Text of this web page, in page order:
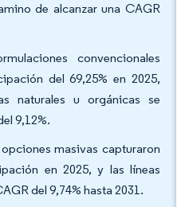
de alcanzar una CAGR
convencionales
del 69,25% en 2025,
naturales u orgánicas se
9,12%.
masivas capturaron
en 2025, y las líneas
del 9,74% hasta 2031.